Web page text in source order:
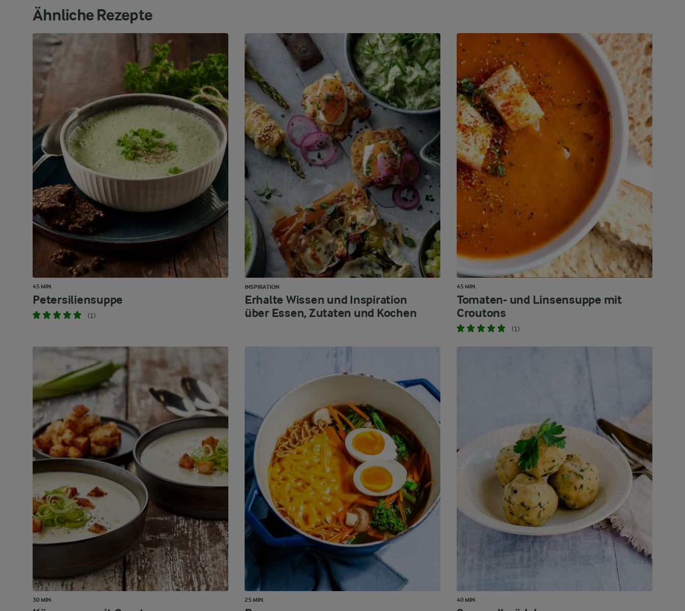
Ähnliche Rezepte
45 MIN.
Petersiliensuppe
(1)
INSPIRATION
Erhalte Wissen und Inspiration
über Essen, Zutaten und Kochen
45 MIN.
Tomaten- und Linsensuppe mit
Croutons
(1)
30 MIN. 25 MIN. 40 MIN.